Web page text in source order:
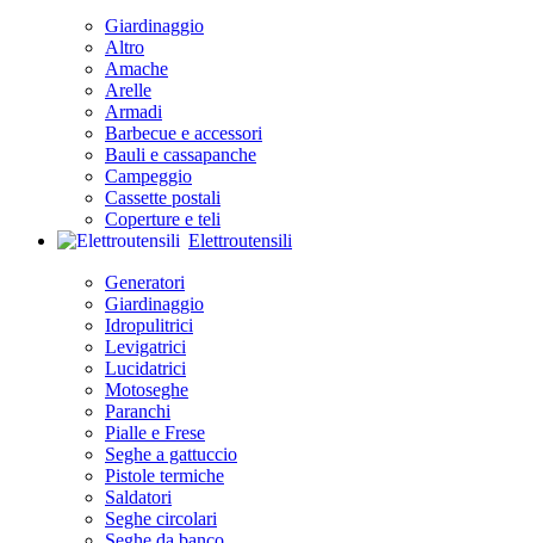
Giardinaggio
Altro
Amache
Arelle
Armadi
Barbecue e accessori
Bauli e cassapanche
Campeggio
Cassette postali
Coperture e teli
Elettroutensili
Generatori
Giardinaggio
Idropulitrici
Levigatrici
Lucidatrici
Motoseghe
Paranchi
Pialle e Frese
Seghe a gattuccio
Pistole termiche
Saldatori
Seghe circolari